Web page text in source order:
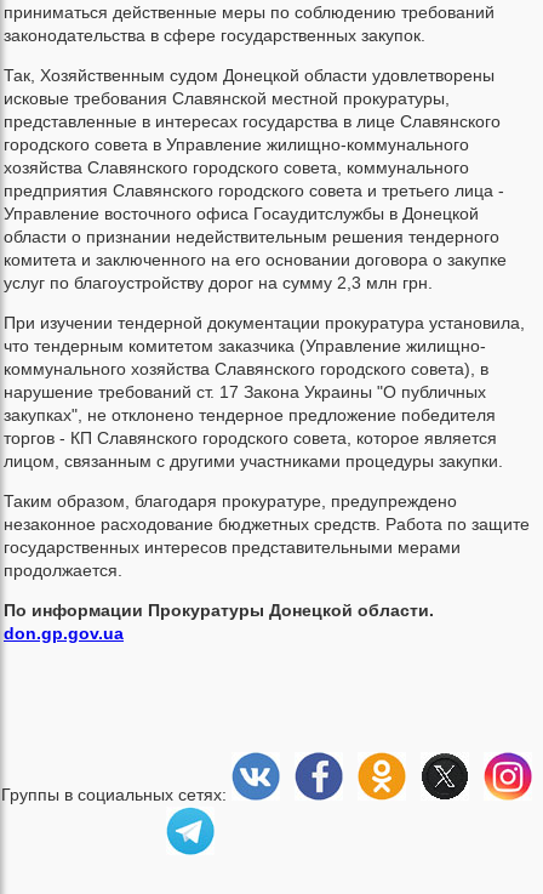
приниматься действенные меры по соблюдению требований
законодательства в сфере государственных закупок.
Так, Хозяйственным судом Донецкой области удовлетворены
исковые требования Славянской местной прокуратуры,
представленные в интересах государства в лице Славянского
городского совета в Управление жилищно-коммунального
хозяйства Славянского городского совета, коммунального
предприятия Славянского городского совета и третьего лица -
Управление восточного офиса Госаудитслужбы в Донецкой
области о признании недействительным решения тендерного
комитета и заключенного на его основании договора о закупке
услуг по благоустройству дорог на сумму 2,3 млн грн.
При изучении тендерной документации прокуратура установила,
что тендерным комитетом заказчика (Управление жилищно-
коммунального хозяйства Славянского городского совета), в
нарушение требований ст. 17 Закона Украины "О публичных
закупках", не отклонено тендерное предложение победителя
торгов - КП Славянского городского совета, которое является
лицом, связанным с другими участниками процедуры закупки.
Таким образом, благодаря прокуратуре, предупреждено
незаконное расходование бюджетных средств. Работа по защите
государственных интересов представительными мерами
продолжается.
По информации Прокуратуры Донецкой области.
don.gp.gov.ua
Группы в социальных сетях: